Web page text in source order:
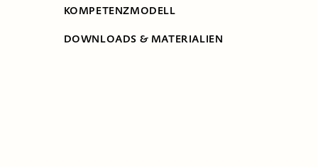
KOMPETENZMODELL
DOWNLOADS & MATERIALIEN